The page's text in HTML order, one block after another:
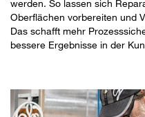
werden. So lassen sich
Oberflächen vorbereiten und
Das schafft mehr
bessere Ergebnisse in der